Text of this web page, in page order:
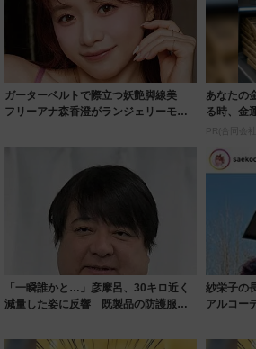
ガーターベルトで際立つ妖艶脚線美
フリーアナ森香澄がランジェリーモデ
あなたの
る時、金
PR(合同会
「一瞬誰かと…」彦摩呂、30キロ近く
減量した姿に反響 既製品の防護服が
紗栄子の
アルコー